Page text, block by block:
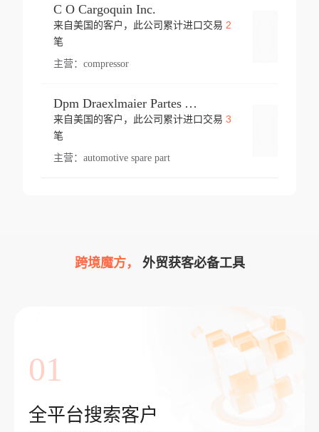
C O Cargoquin Inc.
来自美国的客户，此公司累计进口交易 2
笔
主营： compressor
Dpm Draexlmaier Partes Automotrices Corr Ind Huejotzingo
来自美国的客户，此公司累计进口交易 3
笔
主营： automotive spare part
跨境魔方， 外贸获客必备工具
01
全平台搜索客户